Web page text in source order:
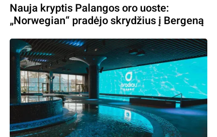
Nauja kryptis Palangos oro uoste:
„Norwegian“ pradėjo skrydžius į Bergeną